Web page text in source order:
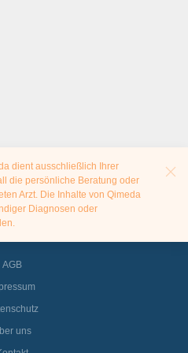
dient ausschließlich Ihrer
die persönliche Beratung oder
Arzt. Die Inhalte von Qimeda
Diagnosen oder
AGB
uns